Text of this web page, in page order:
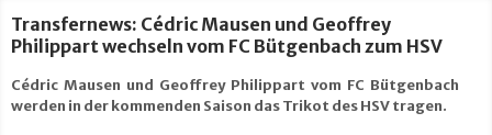
Transfernews: Cédric Mausen und Geoffrey
Philippart wechseln vom FC Bütgenbach zum HSV
Cédric Mausen und Geoffrey Philippart vom FC Bütgenbach
werden in der kommenden Saison das Trikot des HSV tragen.